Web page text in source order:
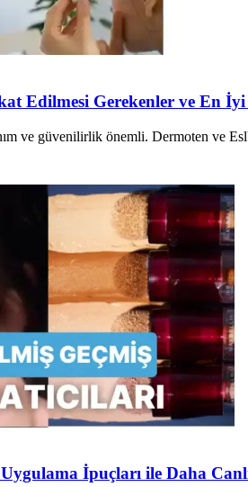
Edilmesi Gerekenler ve En
ve güvenilirlik önemli. Dermoten ve
Uygulama İpuçları ile Daha